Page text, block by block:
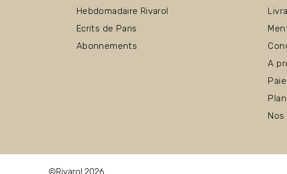
Hebdomadaire Rivarol
Ecrits de Paris
Abonnements
A
©Rivarol 2026